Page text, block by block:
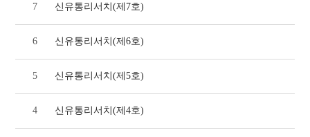
7 신유통리서치(제7호)
6 신유통리서치(제6호)
5 신유통리서치(제5호)
4 신유통리서치(제4호)